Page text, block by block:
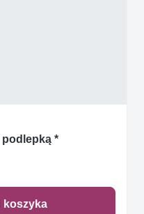
podlepką *
koszyka